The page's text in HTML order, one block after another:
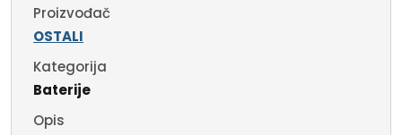
Proizvođač
OSTALI
Kategorija
Baterije
Opis